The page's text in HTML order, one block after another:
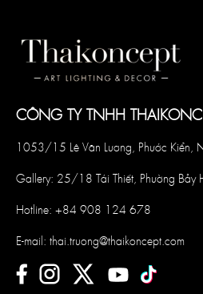
CÔNG TY TNHH
1053/15 Lê Văn Lương, Phước Kiển,
Gallery: 25/18 Tái Thiết, Phường Bảy
Hotline: +84 908 124 678
E-mail: thai.truong@thaikoncept.com